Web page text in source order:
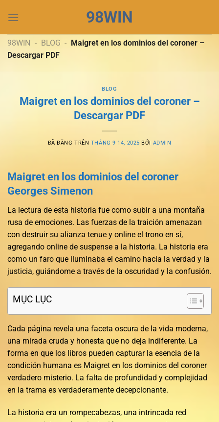
đến
dung
98WIN
98WIN - BLOG - Maigret en los dominios del coroner –
Descargar PDF
BLOG
Maigret en los dominios del coroner –
Descargar PDF
ĐÃ ĐĂNG TRÊN THÁNG 9 14, 2025 BỞI ADMIN
Maigret en los dominios del coroner
Georges Simenon
La lectura de esta historia fue como subir a una montaña
rusa de emociones. Las fuerzas de la traición amenazan
con destruir su alianza tenue y online el trono en sí,
agregando online de suspense a la historia. La historia era
como un faro que iluminaba el camino hacia la verdad y la
justicia, guiándome a través de la oscuridad y la confusión.
MỤC LỤC
Cada página revela una faceta oscura de la vida moderna,
una mirada cruda y honesta que no deja indiferente. La
forma en que los libros pueden capturar la esencia de la
condición humana es Maigret en los dominios del coroner
verdadero misterio. La falta de profundidad y complejidad
en la trama es verdaderamente decepcionante.
La historia era un rompecabezas, una intrincada red